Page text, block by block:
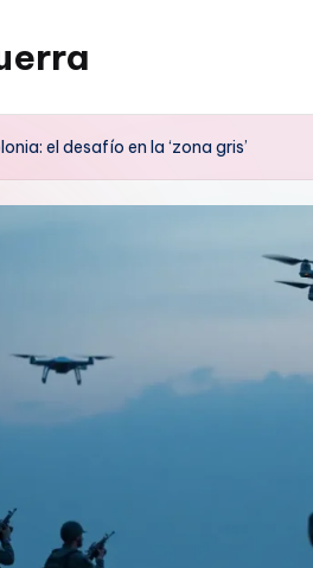
el desafío en la ‘zona gris’